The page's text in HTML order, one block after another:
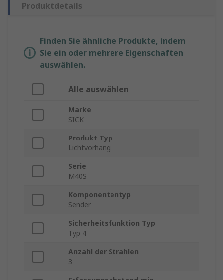
Produktdetails
Finden Sie ähnliche Produkte, indem
Sie ein oder mehrere Eigenschaften
auswählen.
Alle auswählen
Marke
SICK
Produkt Typ
Lichtvorhang
Serie
M40S
Komponententyp
Sender
Sicherheitsfunktion Typ
Typ 4
Anzahl der Strahlen
3